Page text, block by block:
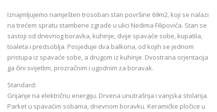
Iznajmljujemo namješten trosoban stan površine 69m2, koji se nalazi
na trećem spratu stambene zgrade u ulici Nedima Filipovića. Stan se
sastoji od dnevnog boravka, kuhinje, dvije spavaće sobe, kupatila,
toaleta i predsoblja. Posjeduje dva balkona, od kojih se jednom
pristupa iz spavaće sobe, a drugom iz kuhinje. Dvostrana orjentacija
ga čini svijetlim, prozračnim i ugodnim za boravak.
Standard:
Grijanje na električnu energiju. Drvena unutrašnja i vanjska stolarija.
Parket u spavaćim sobama, dnevnom boravku. Keramičke pločice u